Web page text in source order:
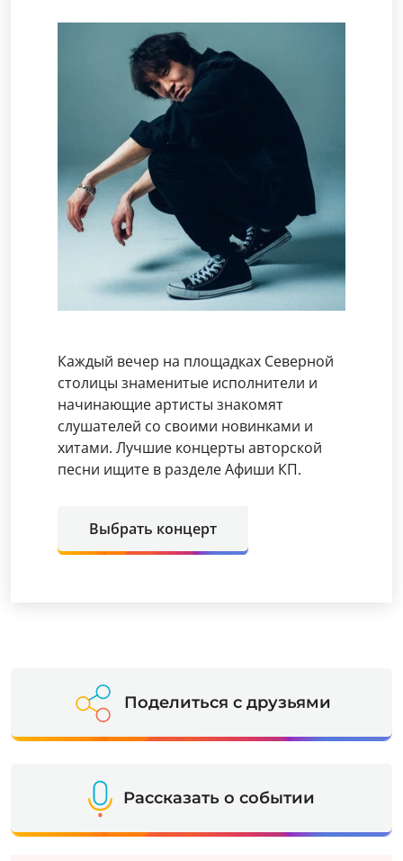
Каждый вечер на площадках Северной
столицы знаменитые исполнители и
начинающие артисты знакомят
слушателей со своими новинками и
хитами. Лучшие концерты авторской
песни ищите в разделе Афиши КП.
Выбрать концерт
Поделиться с друзьями
Рассказать о событии